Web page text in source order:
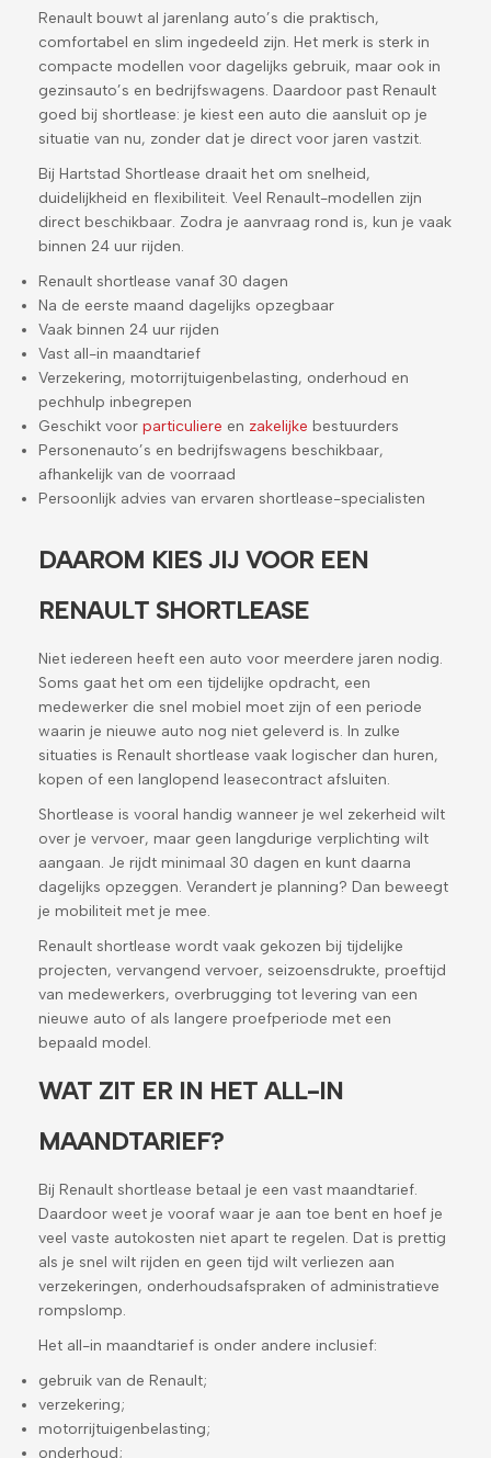
Renault bouwt al jarenlang auto’s die praktisch,
comfortabel en slim ingedeeld zijn. Het merk is sterk in
compacte modellen voor dagelijks gebruik, maar ook in
gezinsauto’s en bedrijfswagens. Daardoor past Renault
goed bij shortlease: je kiest een auto die aansluit op je
situatie van nu, zonder dat je direct voor jaren vastzit.
Bij Hartstad Shortlease draait het om snelheid,
duidelijkheid en flexibiliteit. Veel Renault-modellen zijn
direct beschikbaar. Zodra je aanvraag rond is, kun je vaak
binnen 24 uur rijden.
Renault shortlease vanaf 30 dagen
Na de eerste maand dagelijks opzegbaar
Vaak binnen 24 uur rijden
Vast all-in maandtarief
Verzekering, motorrijtuigenbelasting, onderhoud en
pechhulp inbegrepen
Geschikt voor particuliere en zakelijke bestuurders
Personenauto’s en bedrijfswagens beschikbaar,
afhankelijk van de voorraad
Persoonlijk advies van ervaren shortlease-specialisten
DAAROM KIES JIJ VOOR EEN
RENAULT SHORTLEASE
Niet iedereen heeft een auto voor meerdere jaren nodig.
Soms gaat het om een tijdelijke opdracht, een
medewerker die snel mobiel moet zijn of een periode
waarin je nieuwe auto nog niet geleverd is. In zulke
situaties is Renault shortlease vaak logischer dan huren,
kopen of een langlopend leasecontract afsluiten.
Shortlease is vooral handig wanneer je wel zekerheid wilt
over je vervoer, maar geen langdurige verplichting wilt
aangaan. Je rijdt minimaal 30 dagen en kunt daarna
dagelijks opzeggen. Verandert je planning? Dan beweegt
je mobiliteit met je mee.
Renault shortlease wordt vaak gekozen bij tijdelijke
projecten, vervangend vervoer, seizoensdrukte, proeftijd
van medewerkers, overbrugging tot levering van een
nieuwe auto of als langere proefperiode met een
bepaald model.
WAT ZIT ER IN HET ALL-IN
MAANDTARIEF?
Bij Renault shortlease betaal je een vast maandtarief.
Daardoor weet je vooraf waar je aan toe bent en hoef je
veel vaste autokosten niet apart te regelen. Dat is prettig
als je snel wilt rijden en geen tijd wilt verliezen aan
verzekeringen, onderhoudsafspraken of administratieve
rompslomp.
Het all-in maandtarief is onder andere inclusief:
gebruik van de Renault;
verzekering;
motorrijtuigenbelasting;
onderhoud;